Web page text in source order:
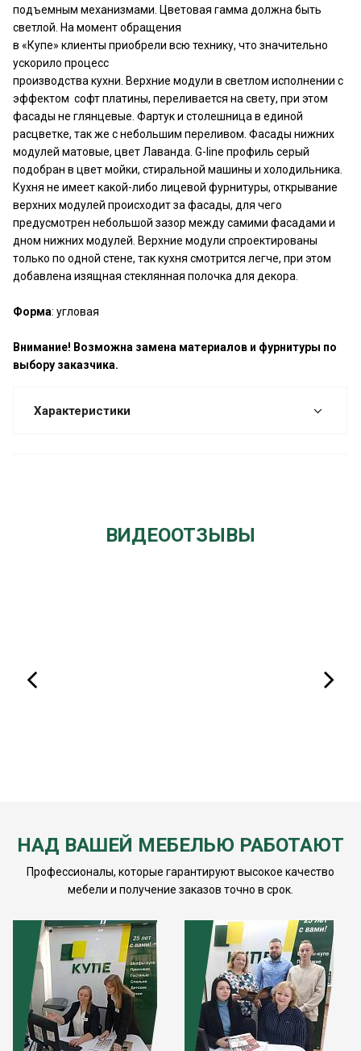
подъемным механизмами. Цветовая гамма должна быть
светлой. На момент обращения
в «Купе» клиенты приобрели всю технику, что значительно
ускорило процесс
производства кухни. Верхние модули в светлом исполнении с
эффектом софт платины, переливается на свету, при этом
фасады не глянцевые. Фартук и столешница в единой
расцветке, так же с небольшим переливом. Фасады нижних
модулей матовые, цвет Лаванда. G-line профиль серый
подобран в цвет мойки, стиральной машины и холодильника.
Кухня не имеет какой-либо лицевой фурнитуры, открывание
верхних модулей происходит за фасады, для чего
предусмотрен небольшой зазор между самими фасадами и
дном нижних модулей. Верхние модули спроектированы
только по одной стене, так кухня смотрится легче, при этом
добавлена изящная стеклянная полочка для декора.
Форма: угловая
Внимание! Возможна замена материалов и фурнитуры по
выбору заказчика.
Характеристики
ВИДЕООТЗЫВЫ
НАД ВАШЕЙ МЕБЕЛЬЮ РАБОТАЮТ
Профессионалы, которые гарантируют высокое качество
мебели и получение заказов точно в срок.